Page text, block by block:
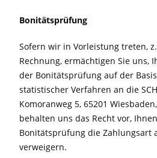
Bonitätsprüfung
Sofern wir in Vorleistung treten,
Rechnung, ermächtigen Sie uns,
der Bonitätsprüfung auf der
statistischer Verfahren an die
Komoranweg 5, 65201
behalten uns das Recht vor,
Bonitätsprüfung die Zahlungsart
verweigern.